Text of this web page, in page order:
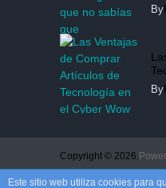
By
By
Copyright © 2026.
Este sitio web utiliza cookies para